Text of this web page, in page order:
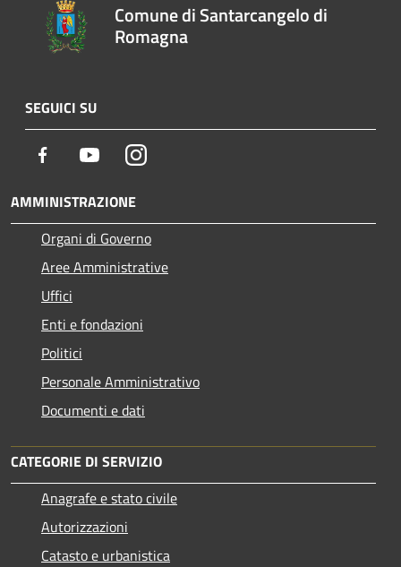
Comune di Santarcangelo di
Romagna
SEGUICI SU
Facebook YoutubeInstagram
AMMINISTRAZIONE
Organi di Governo
Aree Amministrative
Uffici
Enti e fondazioni
Politici
Personale Amministrativo
Documenti e dati
CATEGORIE DI SERVIZIO
Anagrafe e stato civile
Autorizzazioni
Catasto e urbanistica